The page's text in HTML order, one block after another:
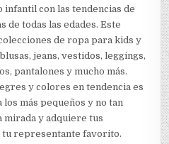
infantil con las tendencias de
de todas las edades. Este
de ropa para kids y
jeans, vestidos, leggings,
pantalones y mucho más.
y colores en tendencia es
más pequeños y no tan
mirada y adquiere tus
tu representante favorito.